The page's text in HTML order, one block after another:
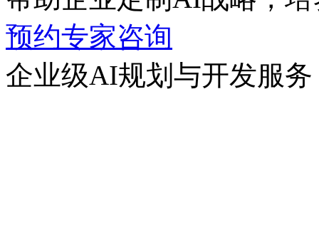
预约专家咨询
企业级AI规划与开发服务